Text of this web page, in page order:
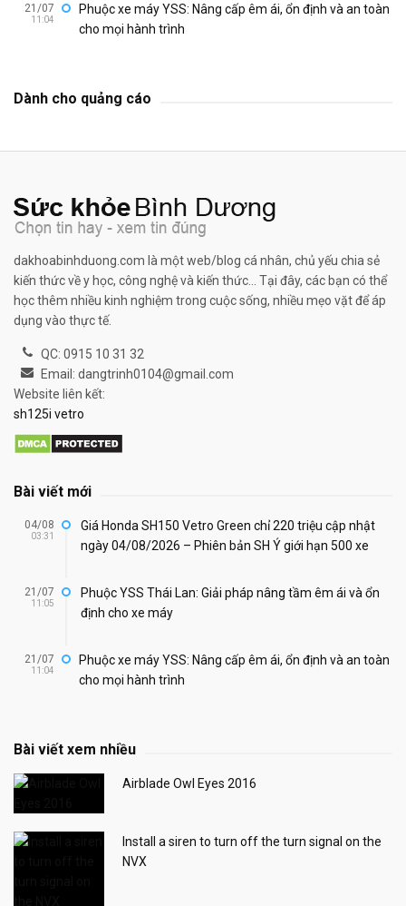
21/07
11:04
Phuộc xe máy YSS: Nâng cấp êm ái, ổn định và an toàn
cho mọi hành trình
Dành cho quảng cáo
dakhoabinhduong.com là một web/blog cá nhân, chủ yếu chia sẻ
kiến thức về y học, công nghệ và kiến thức... Tại đây, các bạn có thể
học thêm nhiều kinh nghiệm trong cuộc sống, nhiều mẹo vặt để áp
dụng vào thực tế.
QC: 0915 10 31 32
Email: dangtrinh0104@gmail.com
Website liên kết:
sh125i vetro
Bài viết mới
04/08
03:31
Giá Honda SH150 Vetro Green chỉ 220 triệu cập nhật
ngày 04/08/2026 – Phiên bản SH Ý giới hạn 500 xe
21/07
11:05
Phuộc YSS Thái Lan: Giải pháp nâng tầm êm ái và ổn
định cho xe máy
21/07
11:04
Phuộc xe máy YSS: Nâng cấp êm ái, ổn định và an toàn
cho mọi hành trình
Bài viết xem nhiều
Airblade Owl Eyes 2016
Install a siren to turn off the turn signal on the
NVX